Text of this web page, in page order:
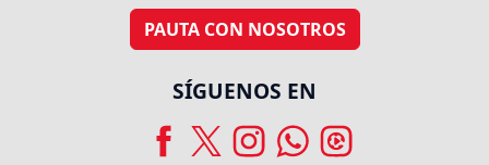
PAUTA CON NOSOTROS
SÍGUENOS EN